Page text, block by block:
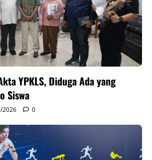
YPKLS, Diduga Ada yang
Siswa
2026 0